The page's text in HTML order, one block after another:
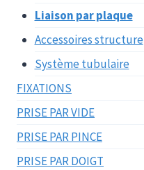
Liaison par plaque
Accessoires structure
Système tubulaire
FIXATIONS
PRISE PAR VIDE
PRISE PAR PINCE
PRISE PAR DOIGT